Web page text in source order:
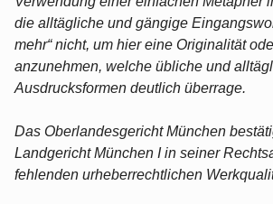
die alltägliche und gängige
mehr“ nicht, um hier eine Originalität
anzunehmen, welche übliche und
Ausdrucksformen deutlich überrage.
Das Oberlandesgericht München
Landgericht München I in seiner
fehlenden urheberrechtlichen